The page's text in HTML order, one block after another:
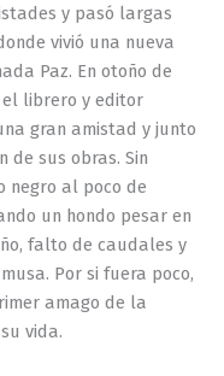
y pasó largas
vivió una nueva
Paz. En otoño de
el librero y editor
gran amistad y junto
sus obras. Sin
negro al poco de
un hondo pesar en
falto de caudales y
Por si fuera poco,
amago de la
vida.